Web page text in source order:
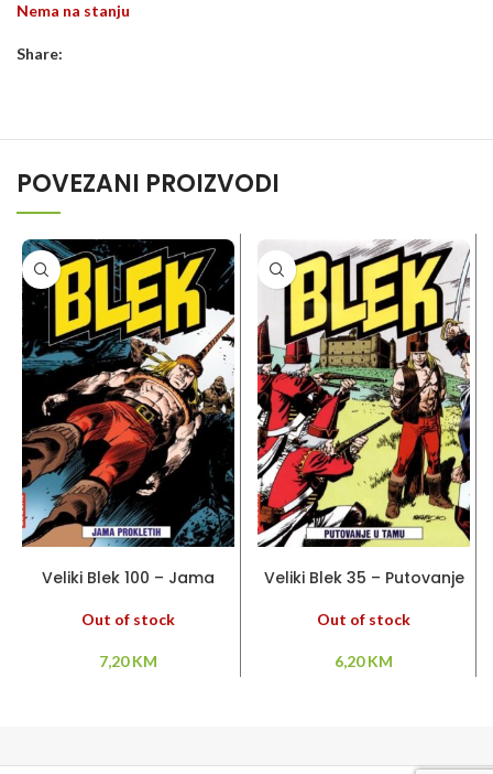
Nema na stanju
Share:
POVEZANI PROIZVODI
Veliki Blek 100 – Jama
Out of stock
7,20KM
Veliki Blek 35 – Putovanje
Out of stock
6,20KM